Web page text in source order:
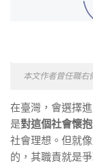
本文作者曾任職右
在臺灣，會選擇
是對這個社會懷
社會理想。但就
的，其職責就是